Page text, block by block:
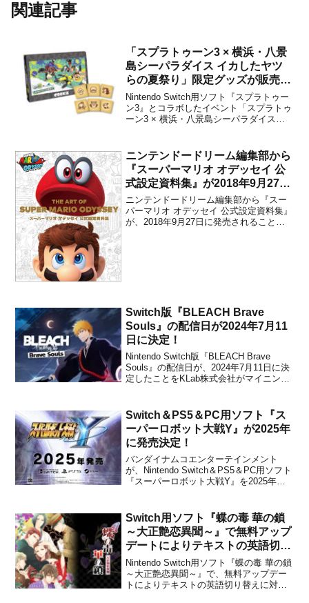
関連記事
「スプラトゥーン3 × 横浜・八景
島シーパラダイス イカしたヤツ
らの夏祭り」限定グッズが販売開
始！
Nintendo Switch用ソフト『スプラトゥー
ン3』とコラボしたイベント「スプラトゥ
ーン3 × 横浜・八景島シーパラダイス
です。期間中は、さまざまなイベントが
開催されるほか、オリジナルグッ...
ニンテンドードリーム編集部から
『スーパーマリオ オデッセイ 公
式設定資料集』が2018年9月27日
に発売決定！
ニンテンドードリーム編集部から『スー
パーマリオ オデッセイ 公式設定資料集』
が、2018年9月27日に発売されることが
Switch版『BLEACH Brave
Souls』の配信日が2024年7月11
日に決定！
Nintendo Switch版『BLEACH Brave
Souls』の配信日が、2024年7月11日に決
定したことをKLab株式会社がマイニンテ
りモバイル向けアプリとして配信が開始
された、大人...
Switch＆PS5＆PC用ソフト『ス
ーパーロボット大戦Y』が2025年
に発売決定！
バンダイナムコエンターテインメント
が、Nintendo Switch＆PS5＆PC用ソフト
『スーパーロボット大戦Y』を2025年に
ちが一堂に集結したシミュレーション
RPG 「スーパーロボット大戦」シリーズ
の最...
Switch用ソフト『蝶の毒 華の鎖
～大正艶恋異聞～』で無料アップ
デートによりテキストの英語切り
替えに対応へ！
Nintendo Switch用ソフト『蝶の毒 華の鎖
～大正艶恋異聞～』で、無料アップデー
トによりテキストの英語切り替えに対応